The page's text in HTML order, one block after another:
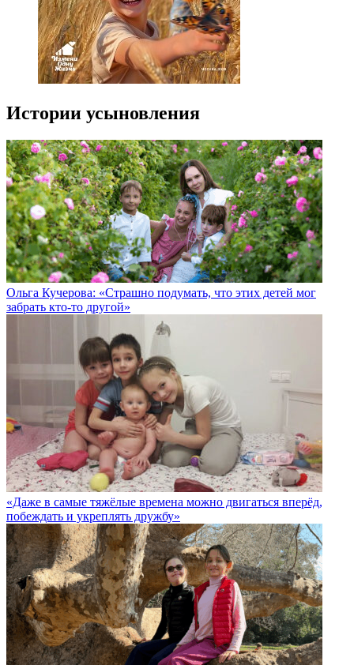
Истории усыновления
Ольга Кучерова: «Страшно подумать, что этих детей мог
забрать кто-то другой»
«Даже в самые тяжёлые времена можно двигаться вперёд,
побеждать и укреплять дружбу»